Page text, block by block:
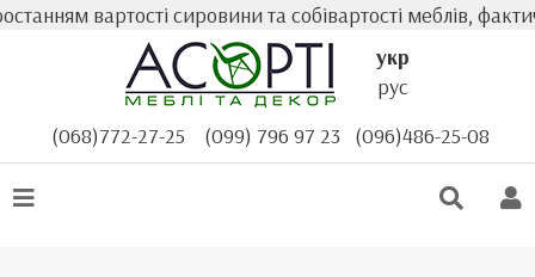
вартості сировини та собівартості меблів,
укр
рус
(068)772-27-25
(099) 796 97 23 (096)486-25-08